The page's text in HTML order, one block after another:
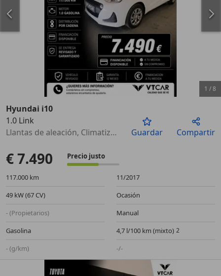
Anterior
1 /8
Hyundai i10
1.0 Link
Llantas de aleación, Climatizador, Faros antiniebla, Bluetooth, ISOFIX, USB, Retrovisores laterales eléctricos, Control de velocidad
Guardar Compartir
€ 7.490 Precio justo
117.000 km
11/2017
49 kW (67 CV)
Ocasión
- (Propietarios)
Manual
Gasolina
4,7 l/100 km (mixto)
- (g/km)
-/-